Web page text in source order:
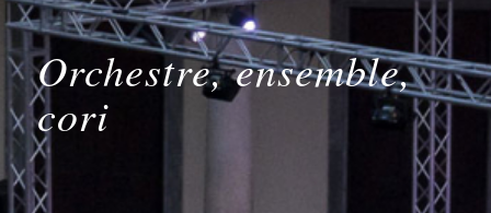
Orchestre, ensemble,
cori